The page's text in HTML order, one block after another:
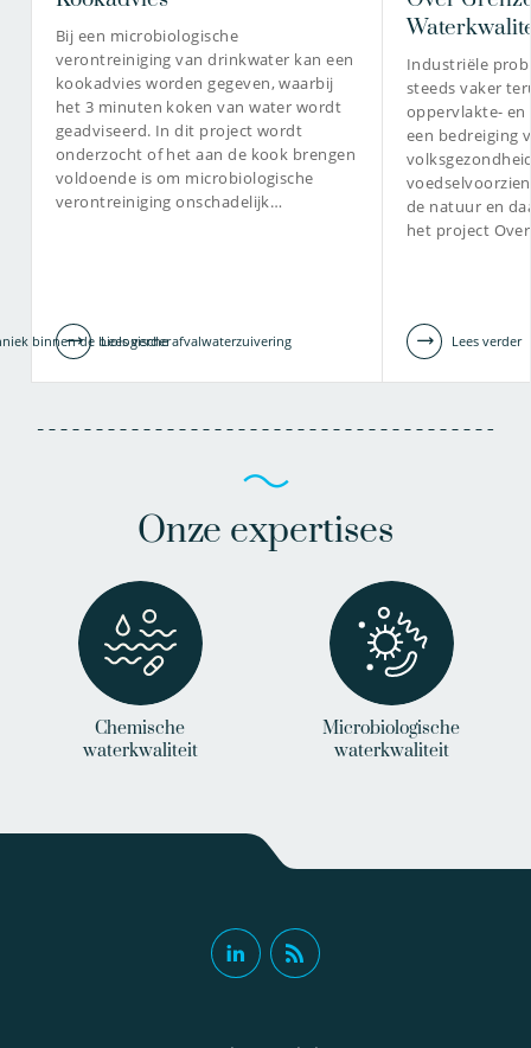
Bij een microbiologische
verontreiniging van drinkwater kan een
kookadvies worden gegeven, waarbij
het 3 minuten koken van water wordt
geadviseerd. In dit project wordt
onderzocht of het aan de kook brengen
voldoende is om microbiologische
verontreiniging onschadelijk…
Lees verder
Industriële
steeds vaker
oppervlakte-
een bedreiging
de natuur en
het project
Lees verder
binnen de biologische afvalwaterzuivering
Onze expertises
Chemische
waterkwaliteit
Microbiologische
waterkwaliteit